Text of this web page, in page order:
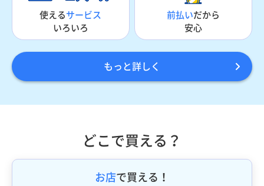
使える サービス
いろいろ
前払いだから
安心
もっと詳しく
どこで買える？
お店で買える！